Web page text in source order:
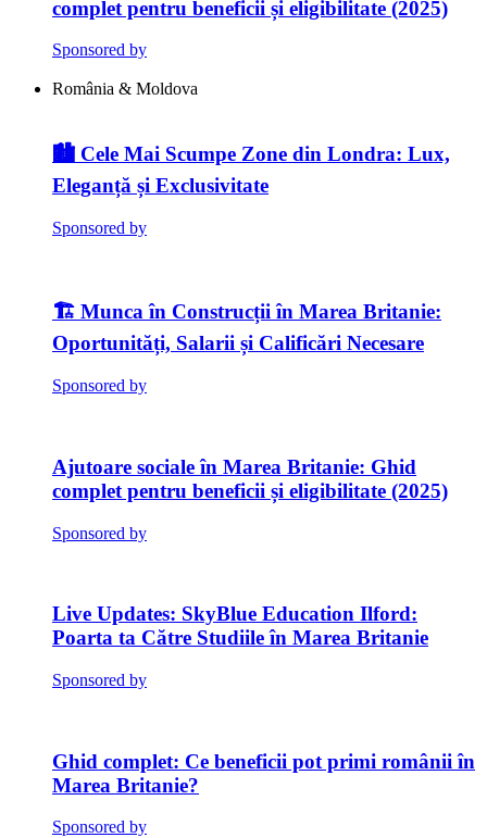
complet pentru beneficii și eligibilitate (2025)
Sponsored by
România & Moldova
🏙️ Cele Mai Scumpe Zone din Londra: Lux,
Eleganță și Exclusivitate
Sponsored by
🏗️ Munca în Construcții în Marea Britanie:
Oportunități, Salarii și Calificări Necesare
Sponsored by
Ajutoare sociale în Marea Britanie: Ghid
complet pentru beneficii și eligibilitate (2025)
Sponsored by
SkyBlue Education Ilford:
Poarta ta Către Studiile în Marea Britanie
Sponsored by
Ghid complet: Ce beneficii pot primi românii în
Marea Britanie?
Sponsored by